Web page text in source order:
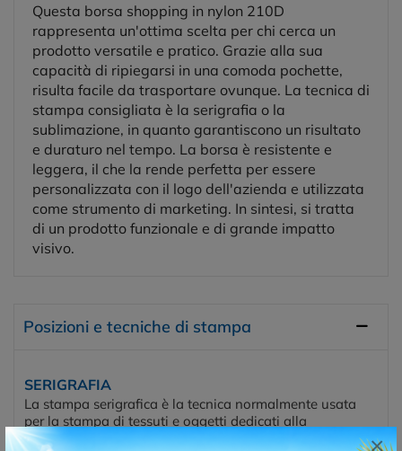
Questa borsa shopping in nylon 210D
rappresenta un'ottima scelta per chi cerca un
prodotto versatile e pratico. Grazie alla sua
capacità di ripiegarsi in una comoda pochette,
risulta facile da trasportare ovunque. La tecnica di
stampa consigliata è la serigrafia o la
sublimazione, in quanto garantiscono un risultato
e duraturo nel tempo. La borsa è resistente e
leggera, il che la rende perfetta per essere
personalizzata con il logo dell'azienda e utilizzata
come strumento di marketing. In sintesi, si tratta
di un prodotto funzionale e di grande impatto
visivo.
Posizioni e tecniche di stampa
SERIGRAFIA
La stampa serigrafica è la tecnica normalmente usata
per la stampa di tessuti e oggetti dedicati alla
promozione, alla moda, al lavoro e allo sport. Ha